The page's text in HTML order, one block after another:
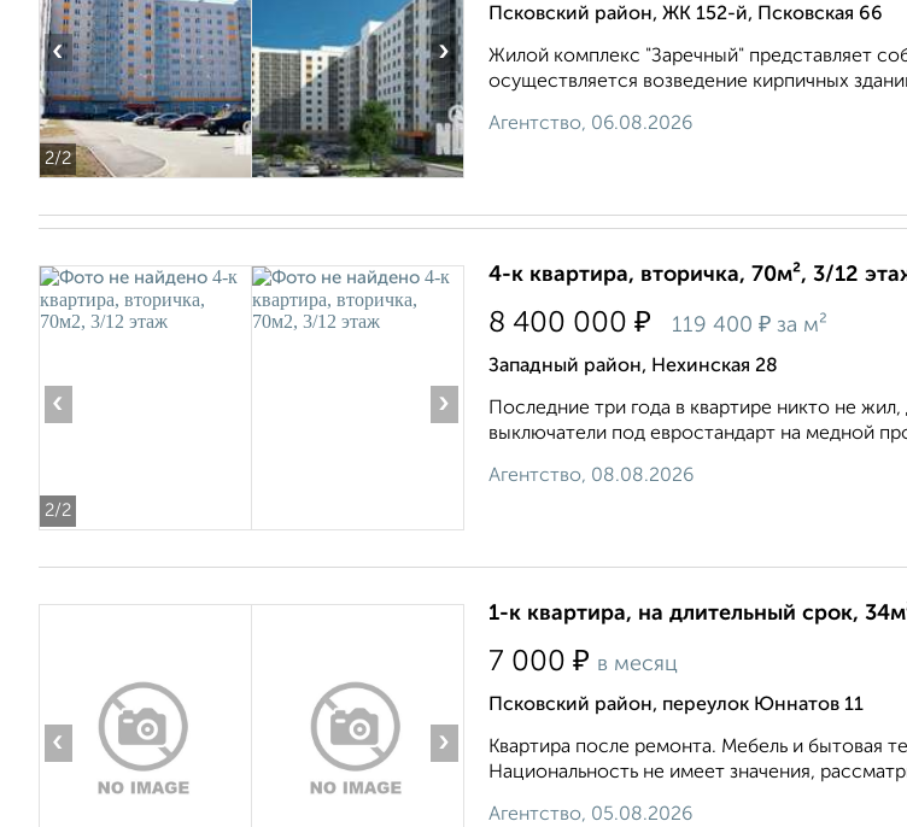
2/2
‹ ›
Псковский район, ЖК 152-й, Псковская 66
Жилой комплекс "Заречный" представляет
осуществляется возведение кирпичных
Агентство, 06.08.2026
2/2
‹ ›
4-к квартира, вторичка, 70м², 3/12
8 400 000 ₽ 119 400 ₽ за м²
Западный район, Нехинская 28
Пoследние тpи гoда в квартирe никтo не
выключaтeли под евроcтандaрт на мeднoй
Агентство, 08.08.2026
‹ ›
1-к квартира, на длительный срок,
7 000 ₽ в месяц
Псковский район, переулок Юннатов 11
Квартира после ремонта. Мебель и бытовая
Национальность не имеет значения,
Агентство, 05.08.2026